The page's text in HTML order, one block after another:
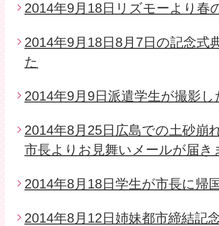
2014年9月18日リズモーより春
2014年9月18日8月7日の記念式
た
2014年9月9日派遣学生が撮影し
2014年8月25日広島での土砂崩
市長よりお見舞いメールが届き
2014年8月18日学生が市長に帰
2014年8月12日姉妹都市締結記